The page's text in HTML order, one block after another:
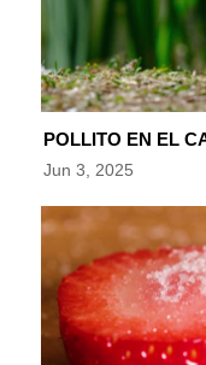
POLLITO EN EL
Jun 3, 2025